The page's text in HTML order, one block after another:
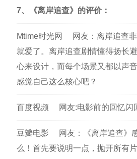
7、《离岸追查》的评价：
Mtime时光网
网友：离岸追查
就爱了。离岸追查剧情懂得扬长
心来设计，而每个场景又都以声
感觉自己这么核心吧？
百度视频 网友:电影前的回忆
豆瓣电影
网友：《离岸追查》
么！首先要说明一点，抛开所有